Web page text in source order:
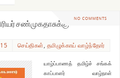
NO COMMENTS
சண்முகதாசுக்கு
செய்திகள், தமிழுக்காய் வாழ்ந்தோர்
யாழ்ப்பாணத் தமிழ்ச் சங்கக்
காப்பாளர் வாழ்நாள்